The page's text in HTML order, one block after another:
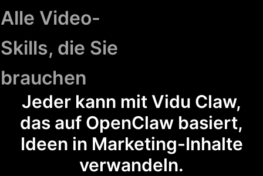
Alle Video-
Skills, die Sie
brauchen
Jeder kann mit Vidu Claw,
das auf OpenClaw basiert,
Ideen in Marketing-Inhalte
verwandeln.